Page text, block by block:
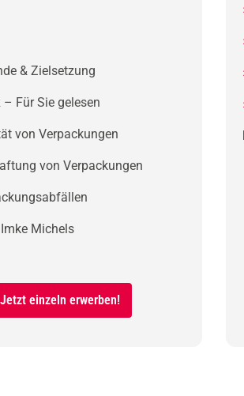
& Zielsetzung
– Für Sie gelesen
von Verpackungen
von Verpackungen
Michels
Jetzt einzeln erwerben!